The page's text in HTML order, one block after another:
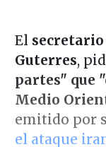
El secretario
Guterres,
partes" que
Medio
emitido por
el ataque